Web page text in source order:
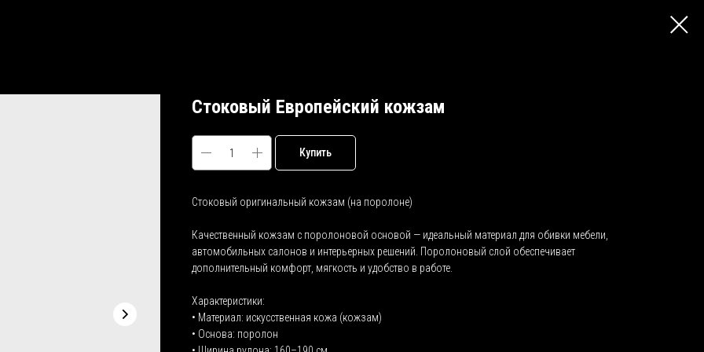
Стоковый Европейский кожзам
Купить
Стоковый оригинальный кожзам (на поролоне)
Качественный кожзам с поролоновой основой — идеальный материал для обивки мебели,
автомобильных салонов и интерьерных решений. Поролоновый слой обеспечивает
дополнительный комфорт, мягкость и удобство в работе.
Характеристики:
• Материал: искусственная кожа (кожзам)
• Основа: поролон